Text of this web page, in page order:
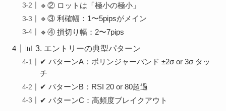
🔹② ロットは「極小の極小」
🔹③ 利確幅：1〜5pipsがメイン
🔹④ 損切り幅：2〜7pips
📊 3. エントリーの典型パターン
✔ パターンA：ボリンジャーバンド ±2σ or 3σ タッ
チ
✔ パターンB：RSI 20 or 80超過
✔ パターンC：高頻度ブレイクアウト